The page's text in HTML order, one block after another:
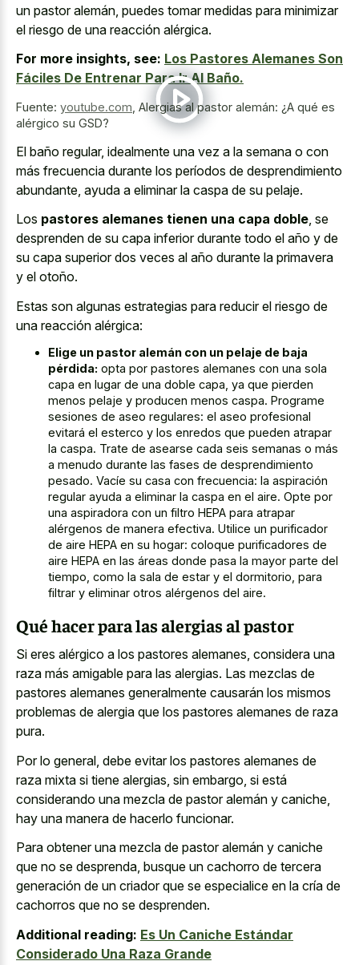
un pastor alemán, puedes tomar medidas para minimizar
el riesgo de una reacción alérgica.
For more insights, see: Los Pastores Alemanes Son
Fáciles De Entrenar Para Ir Al Baño.
Fuente: youtube.com Alergias al pastor alemán: ¿A qué es
alérgico su GSD?
El baño regular, idealmente una vez a la semana o con
más frecuencia durante los períodos de desprendimiento
abundante, ayuda a eliminar la caspa de su pelaje.
Los pastores alemanes tienen una capa doble, se
desprenden de su capa inferior durante todo el año y de
su capa superior dos veces al año durante la primavera
y el otoño.
Estas son algunas estrategias para reducir el riesgo de
una reacción alérgica:
Elige un pastor alemán con un pelaje de baja
pérdida: opta por pastores alemanes con una sola
capa en lugar de una doble capa, ya que pierden
menos pelaje y producen menos caspa. Programe
sesiones de aseo regulares: el aseo profesional
evitará el esterco y los enredos que pueden atrapar
la caspa. Trate de asearse cada seis semanas o más
a menudo durante las fases de desprendimiento
pesado. Vacíe su casa con frecuencia: la aspiración
regular ayuda a eliminar la caspa en el aire. Opte por
una aspiradora con un filtro HEPA para atrapar
alérgenos de manera efectiva. Utilice un purificador
de aire HEPA en su hogar: coloque purificadores de
aire HEPA en las áreas donde pasa la mayor parte del
tiempo, como la sala de estar y el dormitorio, para
filtrar y eliminar otros alérgenos del aire.
Qué hacer para las alergias al pastor
Si eres alérgico a los pastores alemanes, considera una
raza más amigable para las alergias. Las mezclas de
pastores alemanes generalmente causarán los mismos
problemas de alergia que los pastores alemanes de raza
pura.
Por lo general, debe evitar los pastores alemanes de
raza mixta si tiene alergias, sin embargo, si está
considerando una mezcla de pastor alemán y caniche,
hay una manera de hacerlo funcionar.
Para obtener una mezcla de pastor alemán y caniche
que no se desprenda, busque un cachorro de tercera
generación de un criador que se especialice en la cría de
cachorros que no se desprenden.
Additional reading: Es Un Caniche Estándar
Considerado Una Raza Grande